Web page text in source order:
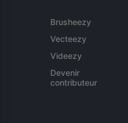
Brusheezy
Vecteezy
Videezy
Devenir
contributeur